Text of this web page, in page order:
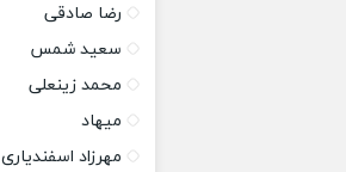
رضا صادقی
سعید شمس
محمد زینعلی
میهاد
مهرزاد اسفندیاری